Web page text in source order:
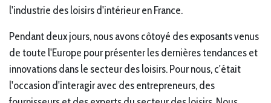
l'industrie des loisirs d'intérieur en France.
Pendant deux jours, nous avons côtoyé des exposants venus
de toute l'Europe pour présenter les dernières tendances et
innovations dans le secteur des loisirs. Pour nous, c'était
l'occasion d'interagir avec des entrepreneurs, des